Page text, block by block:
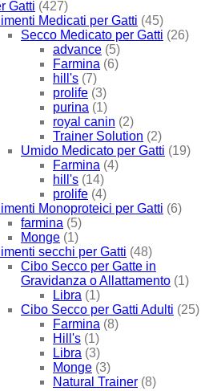
Gatti (427)
Medicati per Gatti (45)
Secco Medicato per Gatti (26)
advance (5)
Farmina (6)
hill's (7)
prolife (3)
purina (1)
royal canin (2)
Trainer Solution (2)
Umido Medicato per Gatti (19)
Farmina (4)
hill's (14)
prolife (4)
Monoproteici per Gatti (6)
farmina (5)
Monge (1)
secchi per Gatti (48)
Cibo Secco per Gatte in
Gravidanza o Allattamento (1)
Libra (1)
Cibo Secco per Gatti Adulti (25)
Farmina (8)
Hill's (1)
Libra (3)
Monge (3)
Natural Trainer (8)